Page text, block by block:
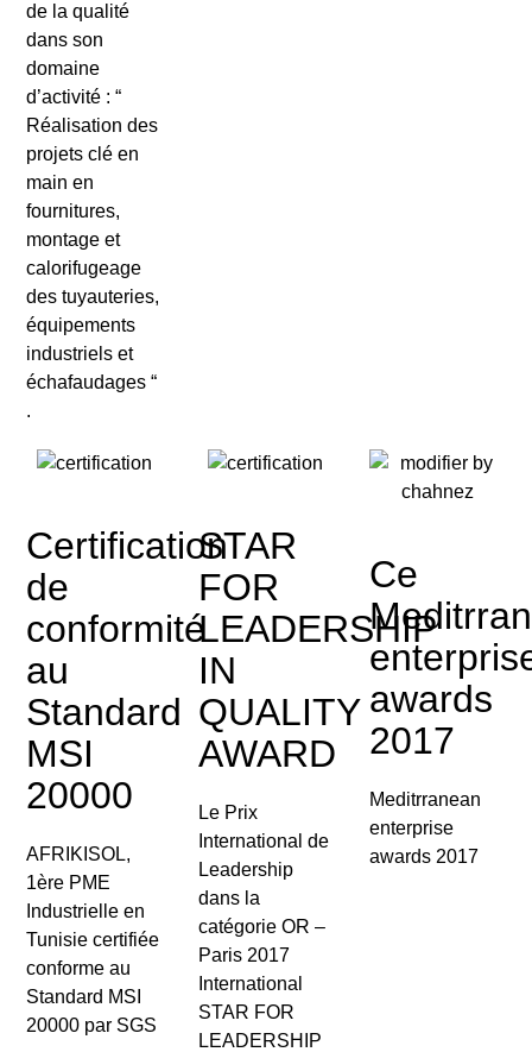
de la qualité
dans son
domaine
d’activité : “
Réalisation des
projets clé en
main en
fournitures,
montage et
calorifugeage
des tuyauteries,
équipements
industriels et
échafaudages “
.
Certification
de
conformité
au
Standard
MSI
20000
AFRIKISOL,
1ère PME
Industrielle en
Tunisie certifiée
conforme au
Standard MSI
20000 par SGS
STAR
FOR
LEADERSHIP
IN
QUALITY
AWARD
Le Prix
International de
Leadership
dans la
catégorie OR –
Paris 2017
International
STAR FOR
LEADERSHIP
Ce
awards
2017
Meditrranean
enterprise
awards 2017